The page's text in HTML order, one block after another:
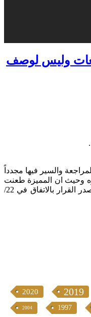
وليس لوصف
والسير فيها مجدداً
ويكونان مبلغين به بتاريخ صدوره وحيث ان المميزة طعنت
فيه بتاريخ 5/10/2016 فيكون طعنها مقدم خارج المدة القانونيه المنصوص عليه في المادة 204 مرافعات مدنية لذا قرر رد الطعن التمييزي شكلا وتحميل المميزة الرسم التمييزي وصدر القرار بالاتفاق في 22/
2020 2019
2004 1997